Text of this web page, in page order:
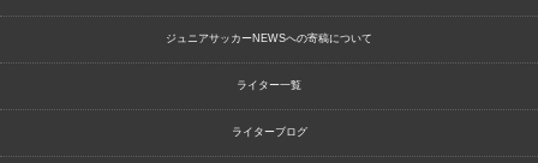
ジュニアサッカーNEWSへの寄稿について
ライター一覧
ライターブログ